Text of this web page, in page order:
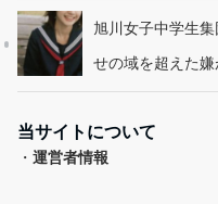
旭川女子中学生
せの域を超えた
当サイトについて
・ 運営者情報